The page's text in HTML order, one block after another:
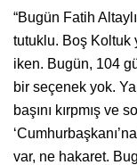
“Bugün Fatih
tutuklu. Boş Koltuk
iken. Bugün, 104
bir seçenek yok.
başını kırpmış ve
var, ne hakaret.